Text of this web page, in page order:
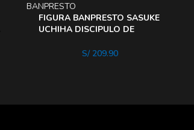
FIGURA BANPRESTO SASUKE
UCHIHA DISCIPULO DE
BANPRESTO
S/209.90